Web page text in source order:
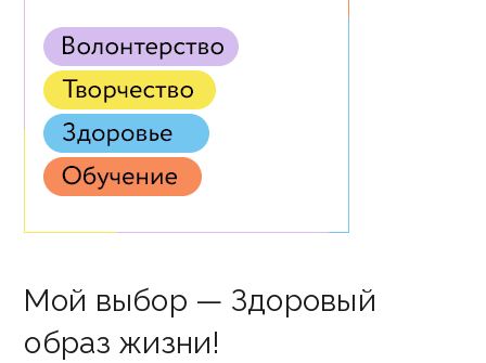
Мой выбор — Здоровый
образ жизни!